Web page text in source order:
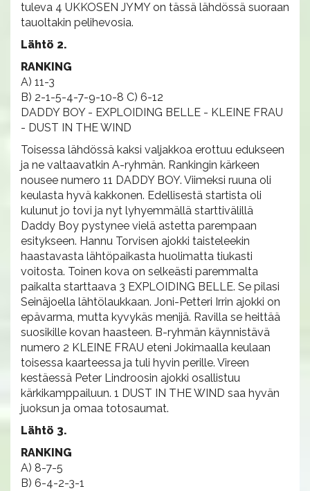
tuleva 4 UKKOSEN JYMY on tässä lähdössä suoraan
tauoltakin pelihevosia.
Lähtö 2.
RANKING
A) 11-3
B) 2-1-5-4-7-9-10-8 C) 6-12
DADDY BOY - EXPLOIDING BELLE - KLEINE FRAU
- DUST IN THE WIND
Toisessa lähdössä kaksi valjakkoa erottuu edukseen
ja ne valtaavatkin A-ryhmän. Rankingin kärkeen
nousee numero 11 DADDY BOY. Viimeksi ruuna oli
keulasta hyvä kakkonen. Edellisestä startista oli
kulunut jo tovi ja nyt lyhyemmällä starttivälillä
Daddy Boy pystynee vielä astetta parempaan
esitykseen. Hannu Torvisen ajokki taisteleekin
haastavasta lähtöpaikasta huolimatta tiukasti
voitosta. Toinen kova on selkeästi paremmalta
paikalta starttaava 3 EXPLOIDING BELLE. Se pilasi
Seinäjoella lähtölaukkaan. Joni-Petteri Irrin ajokki on
epävarma, mutta kyvykäs menijä. Ravilla se heittää
suosikille kovan haasteen. B-ryhmän käynnistävä
numero 2 KLEINE FRAU eteni Jokimaalla keulaan
toisessa kaarteessa ja tuli hyvin perille. Vireen
kestäessä Peter Lindroosin ajokki osallistuu
kärkikamppailuun. 1 DUST IN THE WIND saa hyvän
juoksun ja omaa totosaumat.
Lähtö 3.
RANKING
A) 8-7-5
B) 6-4-2-3-1